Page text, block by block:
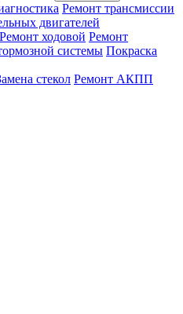
Ремонт трансмиссии
двигателей
Ремонт ходовой Ремонт
системы Покраска
стекол Ремонт АКПП